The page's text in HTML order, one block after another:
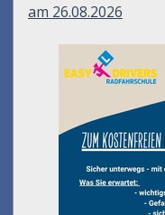
am 26.08.2026